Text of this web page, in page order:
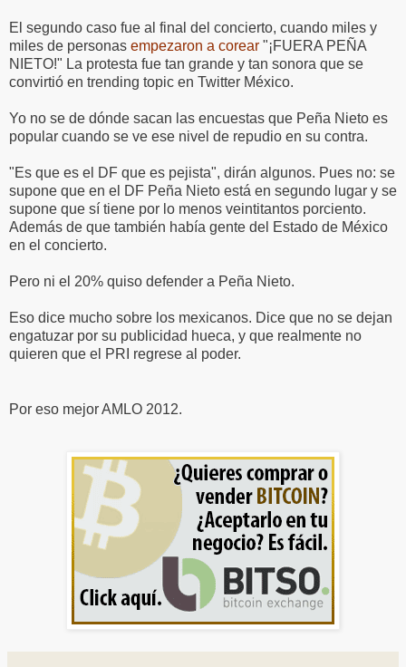
El segundo caso fue al final del concierto, cuando miles y
miles de personas empezaron a corear "¡FUERA PEÑA
NIETO!" La protesta fue tan grande y tan sonora que se
convirtió en trending topic en Twitter México.
Yo no se de dónde sacan las encuestas que Peña Nieto es
popular cuando se ve ese nivel de repudio en su contra.
"Es que es el DF que es pejista", dirán algunos. Pues no: se
supone que en el DF Peña Nieto está en segundo lugar y se
supone que sí tiene por lo menos veintitantos porciento.
Además de que también había gente del Estado de México
en el concierto.
Pero ni el 20% quiso defender a Peña Nieto.
Eso dice mucho sobre los mexicanos. Dice que no se dejan
engatuzar por su publicidad hueca, y que realmente no
quieren que el PRI regrese al poder.
Por eso mejor AMLO 2012.